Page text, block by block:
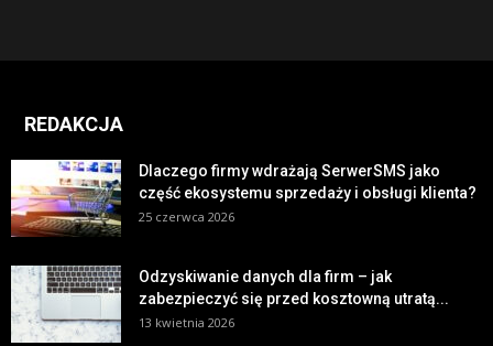
REDAKCJA
Dlaczego firmy wdrażają SerwerSMS jako
część ekosystemu sprzedaży i obsługi klienta?
25 czerwca 2026
Odzyskiwanie danych dla firm – jak
zabezpieczyć się przed kosztowną utratą...
13 kwietnia 2026